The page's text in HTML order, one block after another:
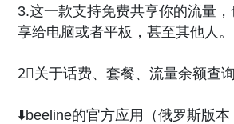
3.这一款支持免费共享你的流量
享给电脑或者平板，甚至其他人。
2⃣️关于话费、套餐、流量余额查询
⬇️beeline的官方应用（俄罗斯版